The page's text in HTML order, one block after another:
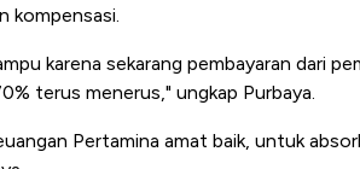
kompensasi.
karena sekarang pembayaran dari
terus menerus," ungkap Purbaya.
Pertamina amat baik, untuk